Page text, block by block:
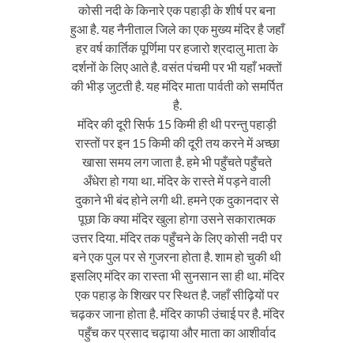
कोसी नदी के किनारे एक पहाड़ी के शीर्ष पर बना
हुआ है. यह नैनीताल जिले का एक मुख्य मंदिर है जहाँ
हर वर्ष कार्तिक पूर्णिमा पर हजारो श्रदालु माता के
दर्शनों के लिए आते है. वसंत पंचमी पर भी यहाँ भक्तों
की भीड़ जुटती है. यह मंदिर माता पार्वती को समर्पित
है.
मंदिर की दूरी सिर्फ 15 किमी ही थी परन्तु पहाड़ी
रास्तों पर इन 15 किमी की दूरी तय करने में अच्छा
खासा समय लग जाता है. हमे भी पहुँचते पहुँचते
अँधेरा हो गया था. मंदिर के रास्ते में पड़ने वाली
दुकाने भी बंद होने लगी थी. हमने एक दुकानदार से
पूछा कि क्या मंदिर खुला होगा उसने सकारात्मक
उत्तर दिया. मंदिर तक पहुँचने के लिए कोसी नदी पर
बने एक पुल पर से गुजरना होता है. शाम हो चुकी थी
इसलिए मंदिर का रास्ता भी सुनसान सा ही था. मंदिर
एक पहाड़ के शिखर पर स्थित है. जहाँ सीढ़ियों पर
चढ़कर जाना होता है. मंदिर काफी उंचाई पर है. मंदिर
पहुँच कर प्रसाद चढ़ाया और माता का आशीर्वाद